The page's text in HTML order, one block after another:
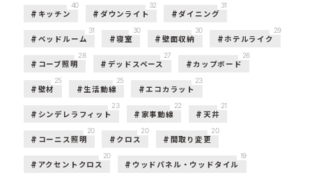
キッチン
40
ダウンライト
32
ダイニング
31
ベッドルーム
31
寝室
30
壁面収納
30
ホテルライク
29
コーブ照明
28
デッドスペース
27
カップボード
26
壁材
25
生活動線
25
エコカラット
23
シンデレラフィット
23
家事動線
22
天井
21
コーニス照明
20
クロス
20
間取り変更
20
アクセントクロス
20
ウッドパネル・ウッドタイル
19